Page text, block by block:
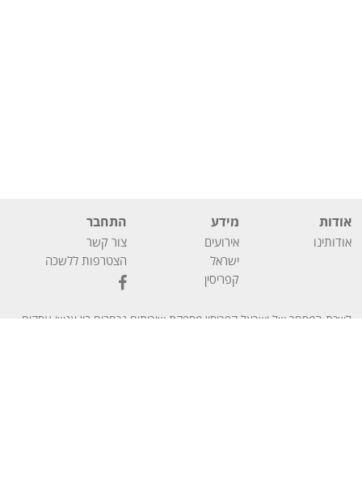
אודות
אודותינו
מידע
אירועים
ישראל
קפריסין
התחבר
צור קשר
הצטרפות ללשכה
לשכת המסחר של ישראל קפריסין מספקת שירותים נרחבים בין אנשי עסקים